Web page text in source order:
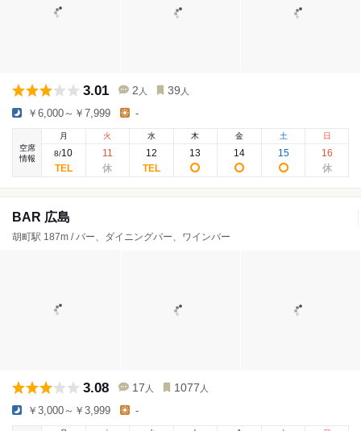
3.01 2 人 39 人
￥6,000～￥7,999 -
空席
情報
月
8/10
火
11
水
12
木
13
金
14
土
15
日
16
BAR 広島
胡町駅 187m / バー、ダイニングバー、ワインバー
3.08 17 人 1077 人
￥3,000～￥3,999 -